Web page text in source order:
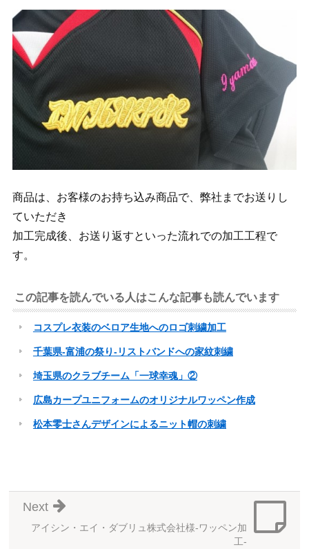
商品は、お客様のお持ち込み商品で、弊社までお送りし
ていただき
加工完成後、お送り返すといった流れでの加工工程で
す。
この記事を読んでいる人はこんな記事も読んでいます
コスプレ衣装のベロア生地へのロゴ刺繍加工
千葉県-富浦の祭り-リストバンドへの家紋刺繍
埼玉県のクラブチーム「一球幸魂」②
広島カープユニフォームのオリジナルワッペン作成
松本零士さんデザインによるニット帽の刺繍
アイシン・エイ・ダブリュ株式会社様-ワッペン加
工-
Next